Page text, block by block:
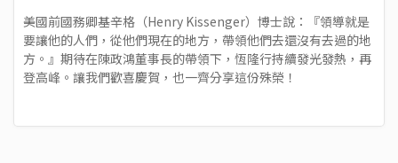
美國前國務卿基辛格（Henry Kissenger）博士說：『領導就是
要讓他的人們，從他們現在的地方，帶領他們去還沒有去過的地
方。』期待在陳政鴻董事長的帶領下，恆隆行持續發光發熱，再
登高峰。讓我們歡喜慶賀，也一齊分享這份殊榮！